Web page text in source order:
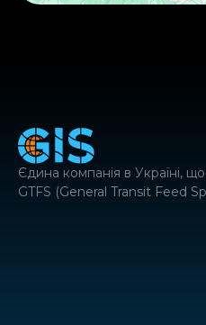
Єдина компанія в Україні,
GTFS (General Transit Feed